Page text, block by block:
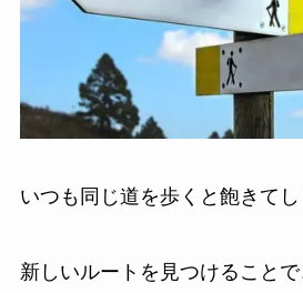
いつも同じ道を歩くと飽きてし
新しいルートを見つけること